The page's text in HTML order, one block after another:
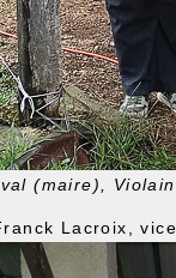
(maire),
Lacroix,